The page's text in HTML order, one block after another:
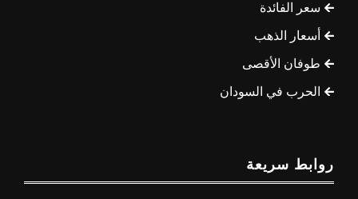
سعر الفائدة
أسعار الذهب
طوفان الأقصى
الحرب في السودان
روابط سريعة